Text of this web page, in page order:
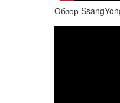
Обзор